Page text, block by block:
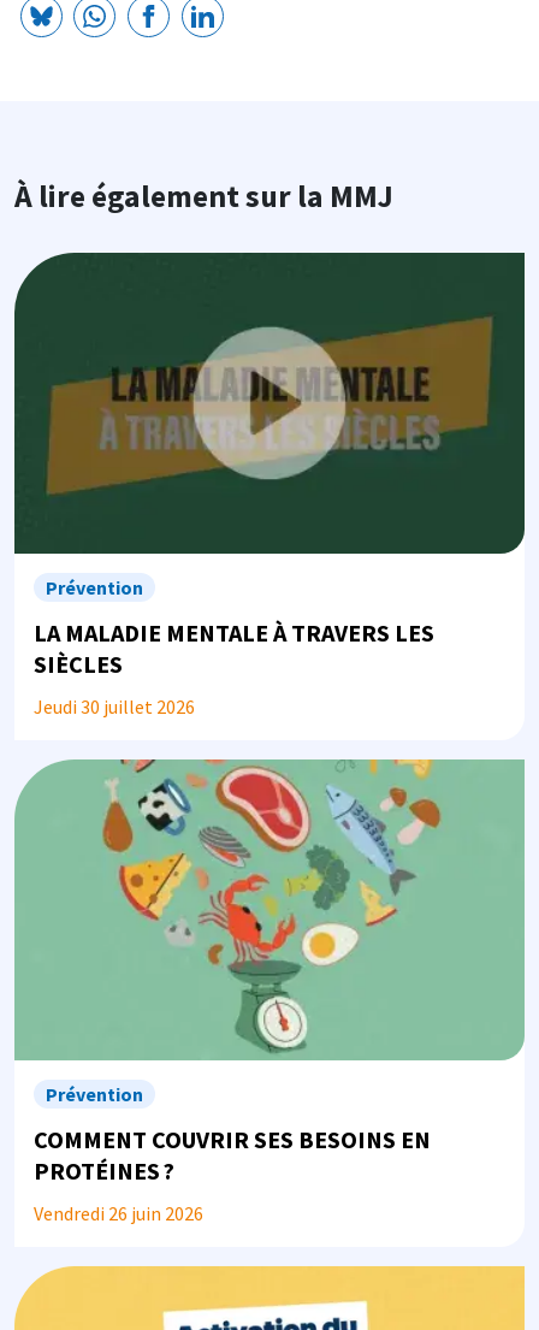
À lire également sur la MMJ
Image
Prévention
LA MALADIE MENTALE À TRAVERS LES
SIÈCLES
Jeudi 30 juillet 2026
Image
Prévention
COMMENT COUVRIR SES BESOINS EN
PROTÉINES ?
Vendredi 26 juin 2026
Image